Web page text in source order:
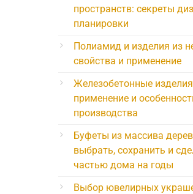
пространств: секреты
планировки
Полиамид и изделия из
свойства и применение
Железобетонные
применение и
производства
Буфеты из массива
выбрать, сохранить и
частью дома на годы
Выбор ювелирных